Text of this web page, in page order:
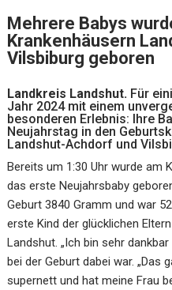
Mehrere Babys
Krankenhäusern
Vilsbiburg geboren
Landkreis Landshut. Für
Jahr 2024 mit einem
besonderen Erlebnis: Ihre
Neujahrstag in den
Landshut-Achdorf und
Bereits um 1:30 Uhr wurde am
das erste Neujahrsbaby
Geburt 3840 Gramm und war
erste Kind der glücklichen
Landshut. „Ich bin sehr
bei der Geburt dabei war. „Das
supernett und hat meine Frau